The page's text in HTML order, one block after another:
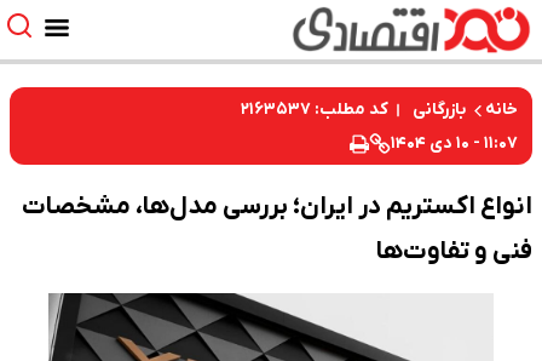
خانه بازرگانی
کد مطلب: ۲۱۶۳۵۳۷
۱۱:۰۷ - ۱۰ دی ۱۴۰۴
انواع اکستریم در ایران؛ بررسی مدل‌ها، مشخصات
فنی و تفاوت‌ها